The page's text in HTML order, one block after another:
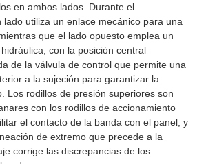
en ambos lados. Durante el
lado utiliza un enlace mecánico para una
que el lado opuesto emplea un
con la posición central
de la válvula de control que permite una
a la sujeción para garantizar la
Los rodillos de presión superiores son
con los rodillos de accionamiento
el contacto de la banda con el panel, y
de extremo que precede a la
corrige las discrepancias de los